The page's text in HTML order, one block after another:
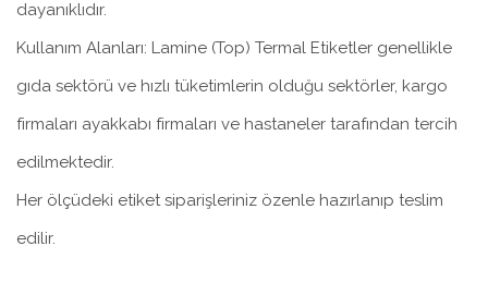
dayanıklıdır.
Kullanım Alanları: Lamine (Top) Termal Etiketler genellikle
gıda sektörü ve hızlı tüketimlerin olduğu sektörler, kargo
firmaları ayakkabı firmaları ve hastaneler tarafından tercih
edilmektedir.
Her ölçüdeki etiket siparişleriniz özenle hazırlanıp teslim
edilir.